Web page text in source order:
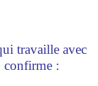
travaille avec
confirme :